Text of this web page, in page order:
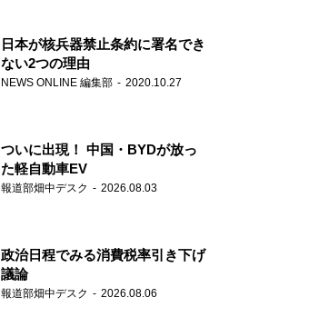
日本が核兵器禁止条約に署名でき
ない2つの理由
NEWS ONLINE 編集部 2020.10.27
ついに出現！ 中国・BYDが放っ
た軽自動車EV
報道部畑中デスク 2026.08.03
政治日程でみる消費税率引き下げ
議論
報道部畑中デスク 2026.08.06